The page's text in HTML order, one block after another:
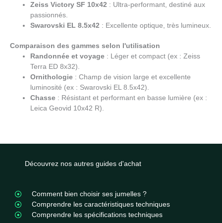
Zeiss Victory SF 10x42 : Ultra-performant, destiné aux
passionnés.
Swarovski EL 8.5x42 : Excellente optique, très lumineux.
Comparaison des gammes selon l'utilisation
Randonnée et voyage : Léger et compact (ex : Zeiss
Terra ED 8x32).
Ornithologie : Champ de vision large et excellente
luminosité (ex : Swarovski EL 8.5x42).
Chasse : Résistant et performant en basse lumière (ex :
Leica Geovid 10x42 R).
Découvrez nos autres guides d'achat
Comment bien choisir ses jumelles ?
Comprendre les caractéristiques techniques
Comprendre les spécifications techniques